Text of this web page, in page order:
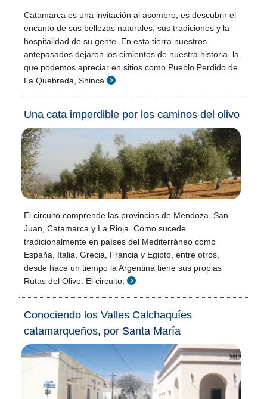
Catamarca es una invitación al asombro, es descubrir el
encanto de sus bellezas naturales, sus tradiciones y la
hospitalidad de su gente. En esta tierra nuestros
antepasados dejaron los cimientos de nuestra historia, la
que podemos apreciar en sitios como Pueblo Perdido de
La Quebrada, Shinca
Una cata imperdible por los caminos del olivo
El circuito comprende las provincias de Mendoza, San
Juan, Catamarca y La Rioja. Como sucede
tradicionalmente en países del Mediterráneo como
España, Italia, Grecia, Francia y Egipto, entre otros,
desde hace un tiempo la Argentina tiene sus propias
Rutas del Olivo. El circuito,
Conociendo los Valles Calchaquíes
catamarqueños, por Santa María